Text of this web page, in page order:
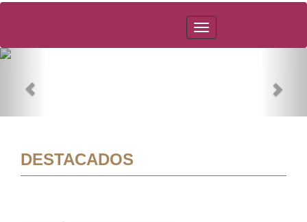
PAOT
DESTACADOS